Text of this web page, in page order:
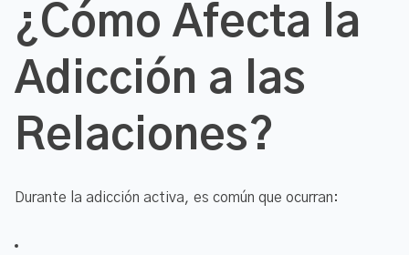
¿Cómo Afecta la
Adicción a las
Relaciones?
Durante la adicción activa, es común que ocurran: